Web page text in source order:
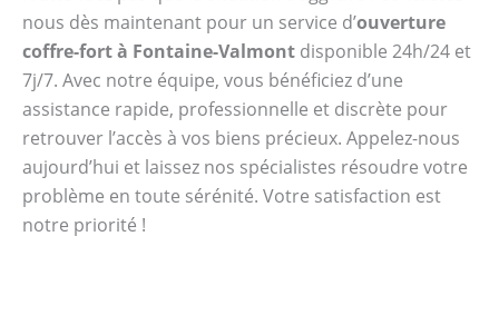
nous dès maintenant pour un service d’ouverture
coffre-fort à Fontaine-Valmont disponible 24h/24 et
7j/7. Avec notre équipe, vous bénéficiez d’une
assistance rapide, professionnelle et discrète pour
retrouver l’accès à vos biens précieux. Appelez-nous
aujourd’hui et laissez nos spécialistes résoudre votre
problème en toute sérénité. Votre satisfaction est
notre priorité !